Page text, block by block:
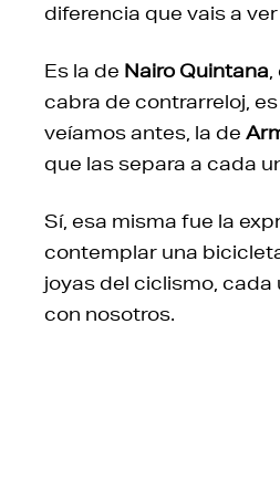
diferencia que vais a
Es la de Nairo Quintana
cabra de contrarreloj,
veíamos antes, la de
que las separa a cada
Sí, esa misma fue la
contemplar una
joyas del ciclismo,
con nosotros.